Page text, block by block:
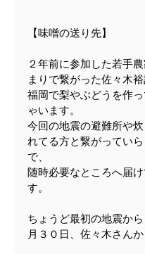
【味噌の送り先】
２年前に参加した若手
まりで繋がった佐々木裕
福岡で梨やぶどうを作
ゃいます。
今回の地震の避難所や
れてる方と繋がってい
で、
随時必要なところへ届
す。
ちょうど最初の地震か
月３０日、佐々木さんか